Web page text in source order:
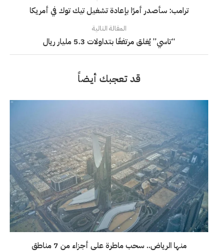
ترامب: سأصدر أمرًا بإعادة تشغيل تيك توك في أمريكا
المقالة التالية
“تاسي” يُغلق مرتفعًا بتداولات 5.3 مليار ريال
قد تعجبك أيضاً
منها الرياض.. سحب ماطرة على أجزاء من 7 مناطق